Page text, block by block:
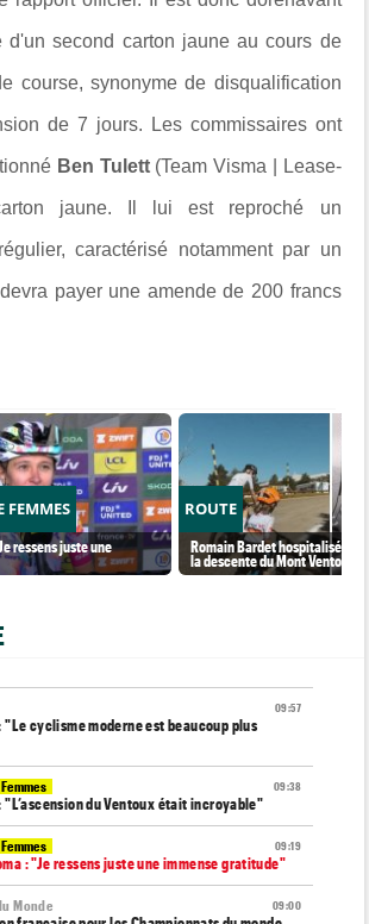
d'un second carton jaune au cours de
course, synonyme de disqualification
de 7 jours. Les commissaires ont
Ben Tulett(Team Visma | Lease-
jaune. Il lui est reproché un
caractérisé notamment par un
payer une amende de 200 francs
FEMMES
ressens juste une
ROUTE
Romain Bardet hospitalisé
la descente du Mont Ventoux
09:57
"Le cyclisme moderne est beaucoup plus
09:38
"L’ascension du Ventoux était incroyable"
09:19
: "Je ressens juste une immense gratitude"
09:00
Monde